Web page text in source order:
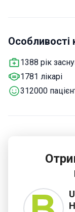
медицини,
Особливості
1388 рік
1781 лікарі
312000